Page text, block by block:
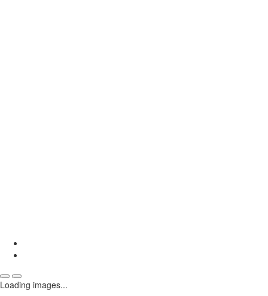
Loading images...